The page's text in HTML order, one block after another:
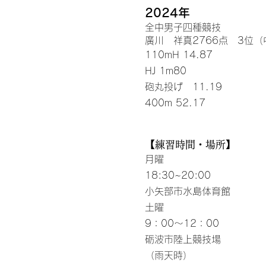
2024年
全中男子四種競技
廣川 祥真2766点 3位（
​110mH 14.87
HJ 1m80
砲丸投げ 11.19
400m 52.17
【練習時間・場所】
月曜
18:30~20:00
小矢部市水島体育館
土曜
9：00〜12：00
砺波市陸上競技場
（雨天時）